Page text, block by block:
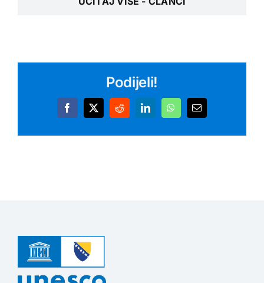
Podijeli!
Facebook
X RedditLinkedInWhatsApp
Email